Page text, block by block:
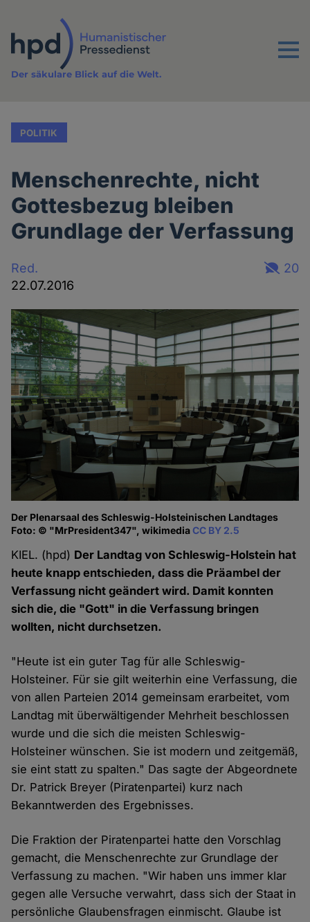
Inhalt
Menu
Der säkulare Blick auf die Welt.
POLITIK
Menschenrechte, nicht
Gottesbezug bleiben
Grundlage der Verfassung
Red.
22.07.2016
20
Der Plenarsaal des Schleswig-Holsteinischen Landtages
Foto: © "MrPresident347", wikimediaCC BY 2.5
KIEL. (hpd) Der Landtag von Schleswig-Holstein hat
heute knapp entschieden, dass die Präambel der
Verfassung nicht geändert wird. Damit konnten
sich die, die "Gott" in die Verfassung bringen
wollten, nicht durchsetzen.
"Heute ist ein guter Tag für alle Schleswig-
Holsteiner. Für sie gilt weiterhin eine Verfassung, die
von allen Parteien 2014 gemeinsam erarbeitet, vom
Landtag mit überwältigender Mehrheit beschlossen
wurde und die sich die meisten Schleswig-
Holsteiner wünschen. Sie ist modern und zeitgemäß,
sie eint statt zu spalten." Das sagte der Abgeordnete
Dr. Patrick Breyer (Piratenpartei) kurz nach
Bekanntwerden des Ergebnisses.
Die Fraktion der Piratenpartei hatte den Vorschlag
gemacht, die Menschenrechte zur Grundlage der
Verfassung zu machen. "Wir haben uns immer klar
gegen alle Versuche verwahrt, dass sich der Staat in
persönliche Glaubensfragen einmischt. Glaube ist